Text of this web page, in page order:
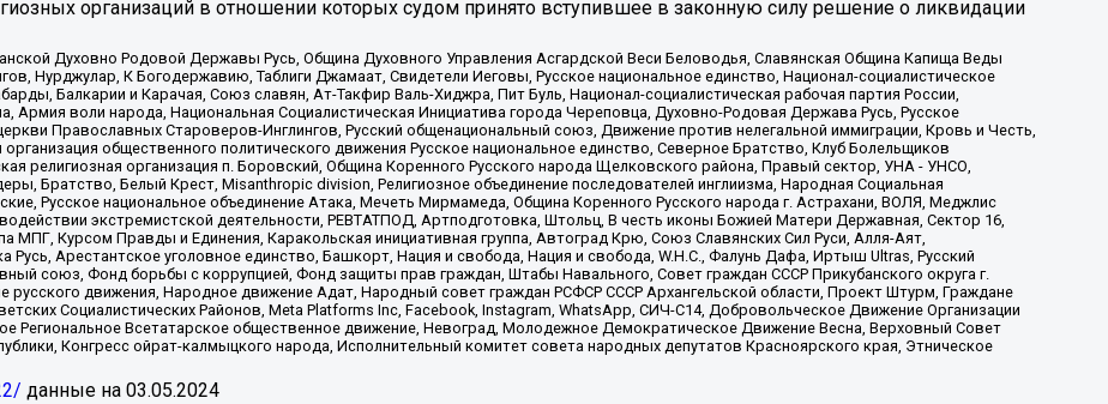
организаций в отношении которых судом принято вступившее в законную силу решение о ликвидации
Духовно Родовой Державы Русь, Община Духовного Управления Асгардской Веси Беловодья, Славянская Община Капища Веды
Нурджулар, К Богодержавию, Таблиги Джамаат, Свидетели Иеговы, Русское национальное единство, Национал-социалистическое
Балкарии и Карачая, Союз славян, Ат-Такфир Валь-Хиджра, Пит Буль, Национал-социалистическая рабочая партия России,
воли народа, Национальная Социалистическая Инициатива города Череповца, Духовно-Родовая Держава Русь, Русское
Православных Староверов-Инглингов, Русский общенациональный союз, Движение против нелегальной иммиграции, Кровь и Честь,
общественного политического движения Русское национальное единство, Северное Братство, Клуб Болельщиков
религиозная организация п. Боровский, Община Коренного Русского народа Щелковского района, Правый сектор, УНА - УНСО,
Братство, Белый Крест, Misanthropic division, Религиозное объединение последователей инглиизма, Народная Социальная
Русское национальное объединение Атака, Мечеть Мирмамеда, Община Коренного Русского народа г. Астрахани, ВОЛЯ, Меджлис
экстремистской деятельности, РЕВТАТПОД, Артподготовка, Штольц, В честь иконы Божией Матери Державная, Сектор 16,
Курсом Правды и Единения, Каракольская инициативная группа, Автоград Крю, Союз Славянских Сил Руси, Алля-Аят,
Русь, Арестантское уголовное единство, Башкорт, Нация и свобода, Нация и свобода, W.H.С., Фалунь Дафа, Иртыш Ultras, Русский
союз, Фонд борьбы с коррупцией, Фонд защиты прав граждан, Штабы Навального, Совет граждан СССР Прикубанского округа г.
русского движения, Народное движение Адат, Народный совет граждан РСФСР СССР Архангельской области, Проект Штурм, Граждане
Социалистических Районов, Meta Platforms Inc, Facebook, Instagram, WhatsApp, СИЧ-С14, Добровольческое Движение Организации
Региональное Всетатарское общественное движение, Невоград, Молодежное Демократическое Движение Весна, Верховный Совет
Конгресс ойрат-калмыцкого народа, Исполнительный комитет совета народных депутатов Красноярского края, Этническое
данные на 03.05.2024